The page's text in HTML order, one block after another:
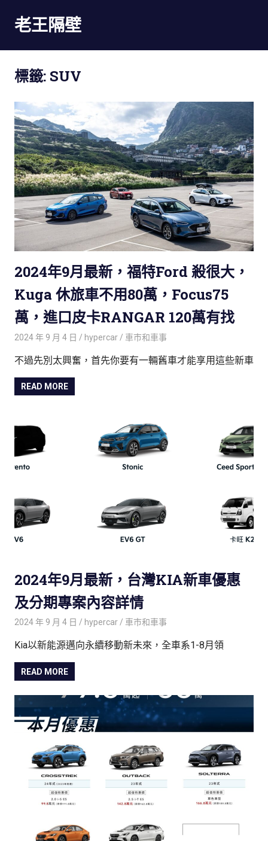
老王隔壁
標籤: SUV
2024年9月最新，福特Ford 殺很大，
Kuga 休旅車不用80萬，Focus75
萬，進口皮卡RANGAR 120萬有找
2024 年 9 月 4 日 hypercar 車巿和車事
不過先別太興奮，首先你要有一輛舊車才能享用這些新車
READ MORE
2024年9月最新，台灣KIA新車優惠
及分期專案內容詳情
2024 年 9 月 4 日 hypercar 車巿和車事
Kia以新能源邁向永續移動新未來，全車系1-8月領
READ MORE